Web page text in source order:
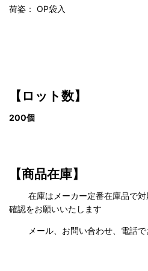
荷姿： OP袋入
【ロット数】
200個
【商品在庫】
在庫はメーカー定番在庫品で対
確認をお願いいたします
メール、お問い合わせ、電話で